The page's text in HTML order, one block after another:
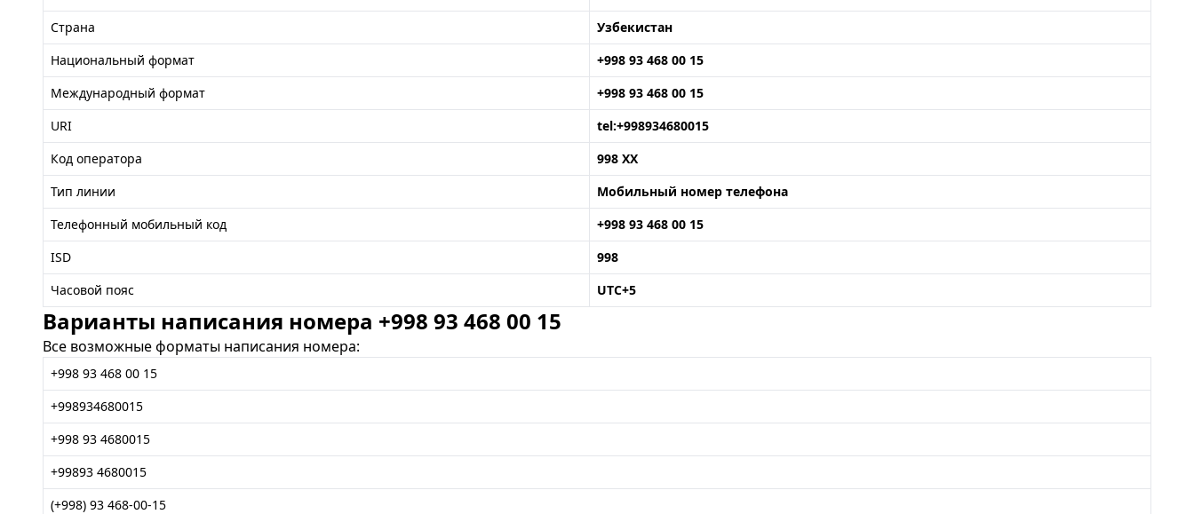
Страна
Узбекистан
Национальный формат
+998 93 468 00 15
Международный формат
+998 93 468 00 15
URI
tel:+998934680015
Код оператора
998 XX
Тип линии
Мобильный номер телефона
Телефонный мобильный код
+998 93 468 00 15
ISD
998
Часовой пояс
UTC+5
Варианты написания номера +998 93 468 00 15
Все возможные форматы написания номера:
+998 93 468 00 15
+998934680015
+998 93 4680015
+99893 4680015
(+998) 93 468-00-15